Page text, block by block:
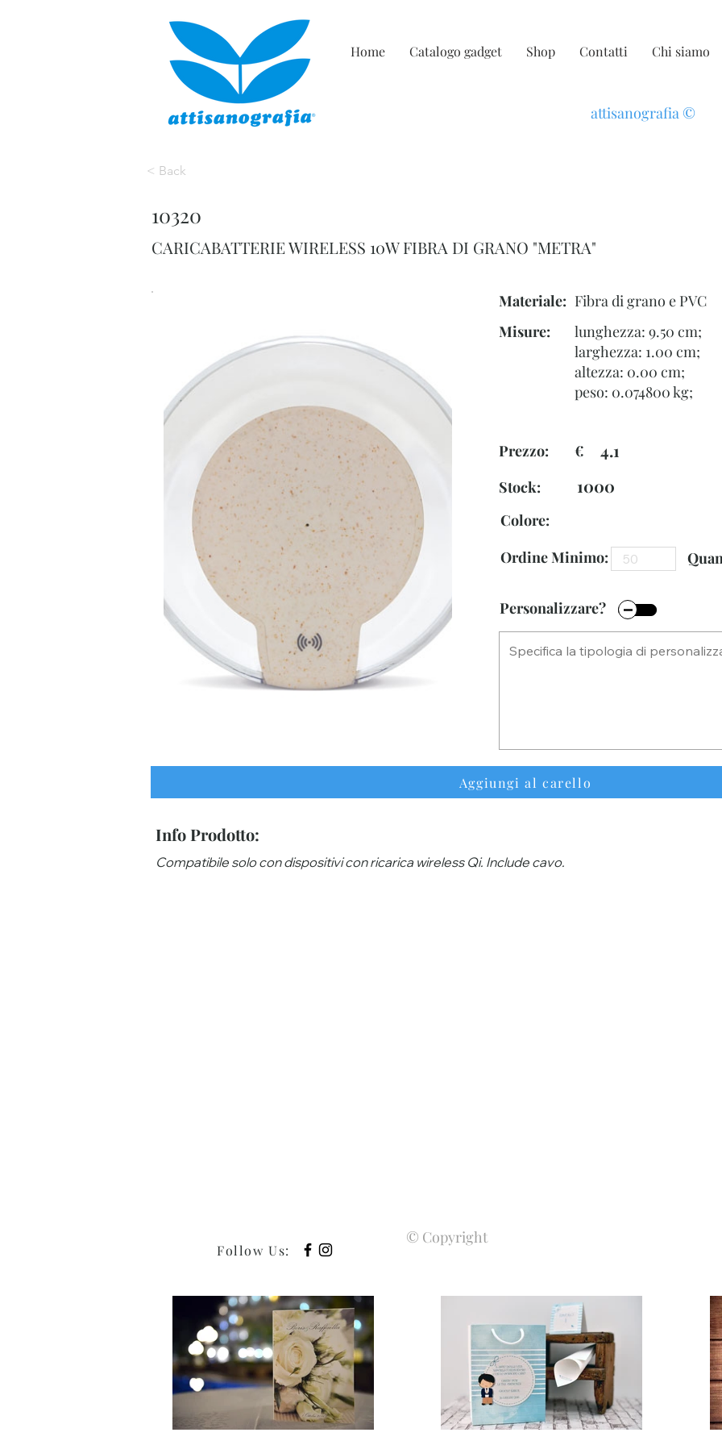
Home Catalogo gadget Shop Contatti Chi siamo
attisanografia ©
< Back
10320
CARICABATTERIE WIRELESS 10W FIBRA DI GRANO "METRA"
Materiale: Fibra di grano e PVC
Misure:
lunghezza: 9.50 cm;
larghezza: 1.00 cm;
altezza: 0.00 cm;
peso: 0.074800 kg;
Prezzo: € 4.1
Stock: 1000
Colore:
Ordine Minimo:
Personalizzare?
Aggiungi al carello
Info Prodotto:
Compatibile solo con dispositivi con ricarica wireless Qi. Include cavo.
Follow Us:
© Copyright